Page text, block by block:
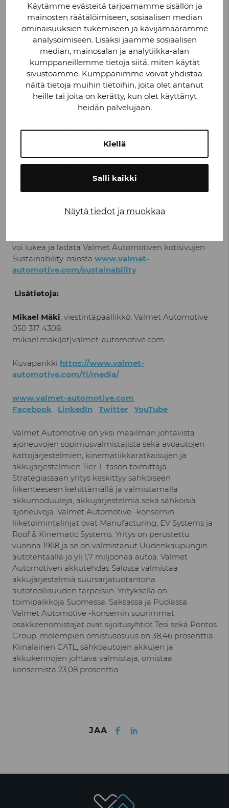
Käytämme evästeitä tarjoamamme sisällön ja
mainosten räätälöimiseen, sosiaalisen median
ominaisuuksien tukemiseen ja kävijämäärämme
analysoimiseen. Lisäksi jaamme sosiaalisen
median, mainosalan ja analytiikka-alan
kumppaneillemme tietoja siitä, miten käytät
sivustoamme. Kumppanimme voivat yhdistää
näitä tietoja muihin tietoihin, joita olet antanut
heille tai joita on kerätty, kun olet käyttänyt
heidän palvelujaan.
Kiellä
Salli kaikki
Näytä tiedot ja muokkaa
liikennettä painottavaa strategiaansa myymällä
autoteollisuuden yleisiä suunnittelupalveluja
tarjoavan liiketoimintalinjansa, sekä käynnistämällä
Salon akkutehtaan laajennuksen ja uuden
akkutehtaan rakentamisen Uudenkaupungin
autotehtaan yhteyteen.
– Valmet Automotive on sitoutunut kestävän
kehityksen strategiaan, jonka tavoitteena on
ympäristön suojelu. Me teemme osamme ilmaston
ilmastosopimuksen vaatimusten mukaisesti.
Kestävän kehityksen raporttimme osoittaa, että
edistyimme tavoitteissamme merkittävästi vuoden
2020 aikana, kertoo Valmet Automotiven
Olaf Bongwald.
laadittu kansainvälisen GRI-ohjeistuksen mukaisesti.
voi lukea ja ladata Valmet Automotiven kotisivujen
Sustainability-osiosta www.valmet-
automotive.com/sustainability
Lisätietoja:
Mikael Mäki, viestintäpäällikkö, Valmet Automotive
050 317 4308
mikael.maki(at)valmet-automotive.com
Kuvapankki https://www.valmet-
automotive.com/fi/media/
www.valmet-automotive.com
Facebook
LinkedIn Twitter YouTube
Valmet Automotive on yksi maailman johtavista
ajoneuvojen sopimusvalmistajista sekä avoautojen
kattojärjestelmien, kinematiikkaratkaisujen ja
akkujärjestelmien Tier 1 -tason toimittaja.
Strategiassaan yritys keskittyy sähköiseen
liikenteeseen kehittämällä ja valmistamalla
akkumoduuleja, akkujärjestelmiä sekä sähköisiä
ajoneuvoja. Valmet Automotive -konsernin
liiketoimintalinjat ovat Manufacturing, EV Systems ja
Roof & Kinematic Systems. Yritys on perustettu
vuonna 1968 ja se on valmistanut Uudenkaupungin
autotehtaalla jo yli 1,7 miljoonaa autoa. Valmet
Automotiven akkutehdas Salossa valmistaa
akkujärjestelmiä suursarjatuotantona
autoteollisuuden tarpeisiin. Yrityksellä on
toimipaikkoja Suomessa, Saksassa ja Puolassa.
Valmet Automotive -konsernin suurimmat
osakkeenomistajat ovat sijoitusyhtiöt Tesi sekä Pontos
Group, molempien omistusosuus on 38,46 prosenttia.
Kiinalainen CATL, sähköautojen akkujen ja
akkukennojen johtava valmistaja, omistaa
konsernista 23,08 prosenttia.
JAA